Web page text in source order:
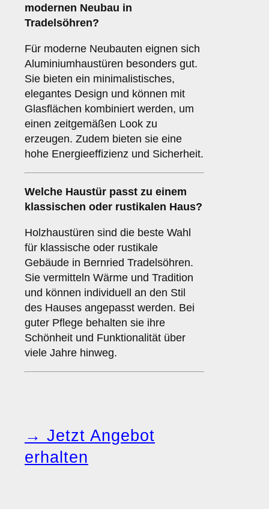
modernen Neubau in
Tradelsöhren?
Für moderne Neubauten eignen sich
Aluminiumhaustüren besonders gut.
Sie bieten ein minimalistisches,
elegantes Design und können mit
Glasflächen kombiniert werden, um
einen zeitgemäßen Look zu
erzeugen. Zudem bieten sie eine
hohe Energieeffizienz und Sicherheit.
Welche Haustür passt zu einem
klassischen oder rustikalen Haus?
Holzhaustüren sind die beste Wahl
für klassische oder rustikale
Gebäude in Bernried Tradelsöhren.
Sie vermitteln Wärme und Tradition
und können individuell an den Stil
des Hauses angepasst werden. Bei
guter Pflege behalten sie ihre
Schönheit und Funktionalität über
viele Jahre hinweg.
→ Jetzt Angebot
erhalten